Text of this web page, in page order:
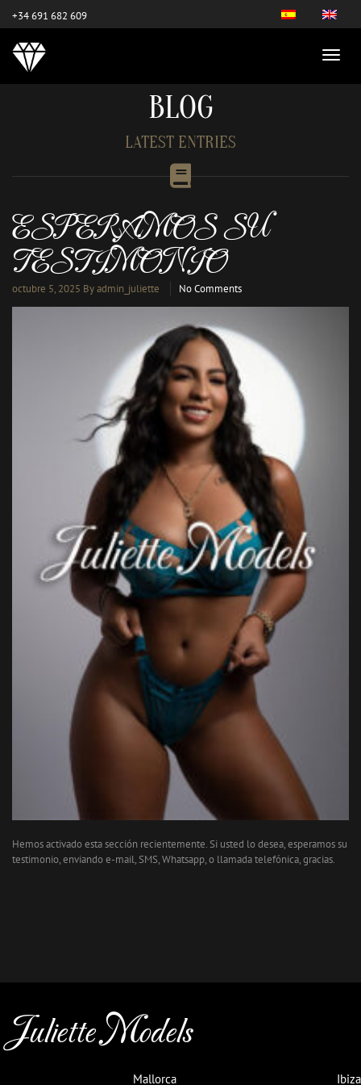
+34 691 682 609
BLOG
LATEST ENTRIES
ESPERAMOS SU
TESTIMONIO
octubre 5, 2025 By admin_juliette No Comments
Hemos activado esta sección recientemente. Si usted lo desea, esperamos su
testimonio, enviando e-mail, SMS, Whatsapp, o llamada telefónica, gracias.
Juliette Models
Mallorca Ibiza